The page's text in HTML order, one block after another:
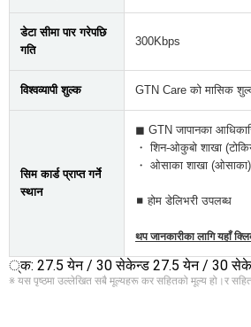
डेटा सीमा पार गरेपछि
गति
300Kbps
विश्वव्यापी शुल्क GTN Care को मासिक
सिम कार्ड प्राप्त गर्ने
स्थान
◼ GTN जापानका
・ शिन-ओकुबो शाखा
・ ओसाका शाखा (ओसाका)
◼ होम डेलिभरी उपलब्ध
थप जानकारीका लागि यहाँ
्क: 27.5 येन / 30 सेकेन्ड 27.5 येन / 30
※ यस पृष्ठमा उल्लेखित सबै मूल्यहरू कर सहितको मूल्य हो।र